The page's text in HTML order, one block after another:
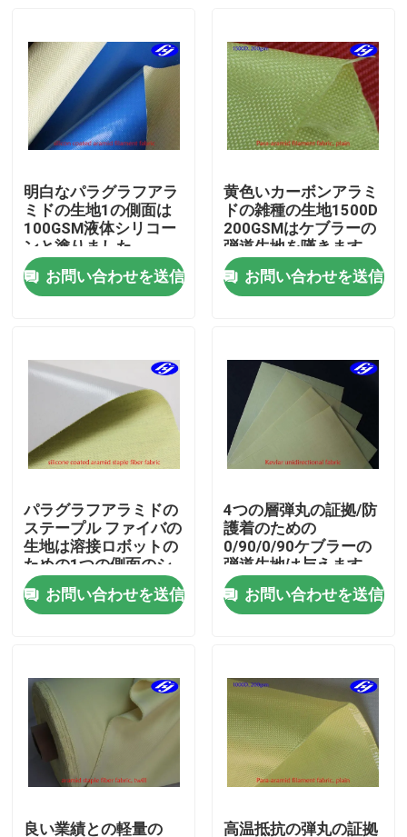
製品
ビデオ
会社案内
品質管理
ニュース
見積依頼
カーボンアラミドの生地
明白なパラグラフアラ
ミドの生地1の側面は
100GSM液体シリコー
ンと塗りました
お問い合わせを送信
黄色いカーボンアラミ
ドの雑種の生地1500D
200GSMはケブラーの
弾道生地を嘆きます
お問い合わせを送信
パラグラフアラミドの
ステープル ファイバの
生地は溶接ロボットの
ための1つの側面のシ
リコーンに塗りました
お問い合わせを送信
4つの層弾丸の証拠/防
護着のための
0/90/0/90ケブラーの
弾道生地は与えます
お問い合わせを送信
良い業績との軽量の 高温抵抗の弾丸の証拠